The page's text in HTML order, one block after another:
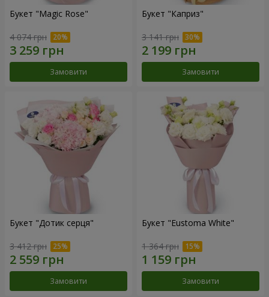
Букет "Magic Rose"
4 074 грн
Замовити
Букет "Каприз"
3 141 грн
Замовити
Букет "Дотик серця"
3 412 грн
Замовити
Букет "Eustoma White"
1 364 грн
Замовити